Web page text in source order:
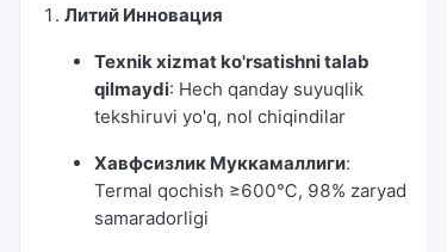
Литий Инновация
Texnik xizmat ko'rsatishni talab
qilmaydi: Hech qanday suyuqlik
tekshiruvi yo'q, nol chiqindilar
Хавфсизлик Муккамаллиги:
Termal qochish ≥600℃, 98% zaryad
samaradorligi